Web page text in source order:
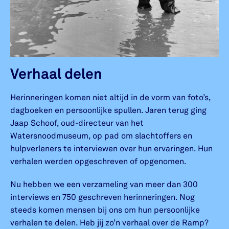
Verhaal delen
Herinneringen komen niet altijd in de vorm van foto’s,
dagboeken en persoonlijke spullen. Jaren terug ging
Jaap Schoof, oud-directeur van het
Watersnoodmuseum, op pad om slachtoffers en
hulpverleners te interviewen over hun ervaringen. Hun
verhalen werden opgeschreven of opgenomen.
Nu hebben we een verzameling van meer dan 300
interviews en 750 geschreven herinneringen. Nog
steeds komen mensen bij ons om hun persoonlijke
verhalen te delen. Heb jij zo’n verhaal over de Ramp?